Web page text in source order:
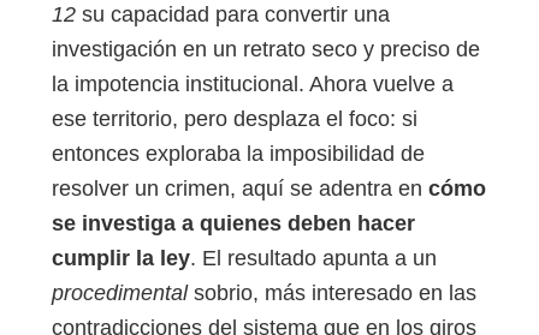
12 su capacidad para convertir una
investigación en un retrato seco y preciso de
la impotencia institucional. Ahora vuelve a
ese territorio, pero desplaza el foco: si
entonces exploraba la imposibilidad de
resolver un crimen, aquí se adentra en cómo
se investiga a quienes deben hacer
cumplir la ley. El resultado apunta a un
procedimentalsobrio, más interesado en las
contradicciones del sistema que en los giros